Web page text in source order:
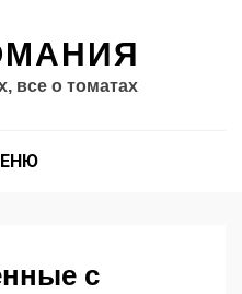
все о томатах
с